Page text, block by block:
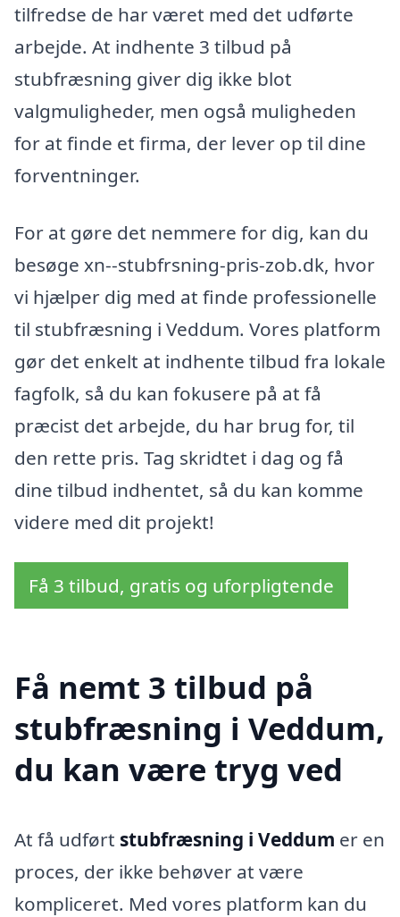
tilfredse de har været med det udførte
arbejde. At indhente 3 tilbud på
stubfræsning giver dig ikke blot
valgmuligheder, men også muligheden
for at finde et firma, der lever op til dine
forventninger.
For at gøre det nemmere for dig, kan du
besøge xn--stubfrsning-pris-zob.dk, hvor
vi hjælper dig med at finde professionelle
til stubfræsning i Veddum. Vores platform
gør det enkelt at indhente tilbud fra lokale
fagfolk, så du kan fokusere på at få
præcist det arbejde, du har brug for, til
den rette pris. Tag skridtet i dag og få
dine tilbud indhentet, så du kan komme
videre med dit projekt!
Få 3 tilbud, gratis og uforpligtende
Få nemt 3 tilbud på
stubfræsning i Veddum,
du kan være tryg ved
At få udført stubfræsning i Veddum er en
proces, der ikke behøver at være
kompliceret. Med vores platform kan du